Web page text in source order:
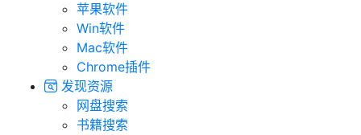
苹果软件
Win软件
Mac软件
Chrome插件
发现资源
网盘搜索
书籍搜索